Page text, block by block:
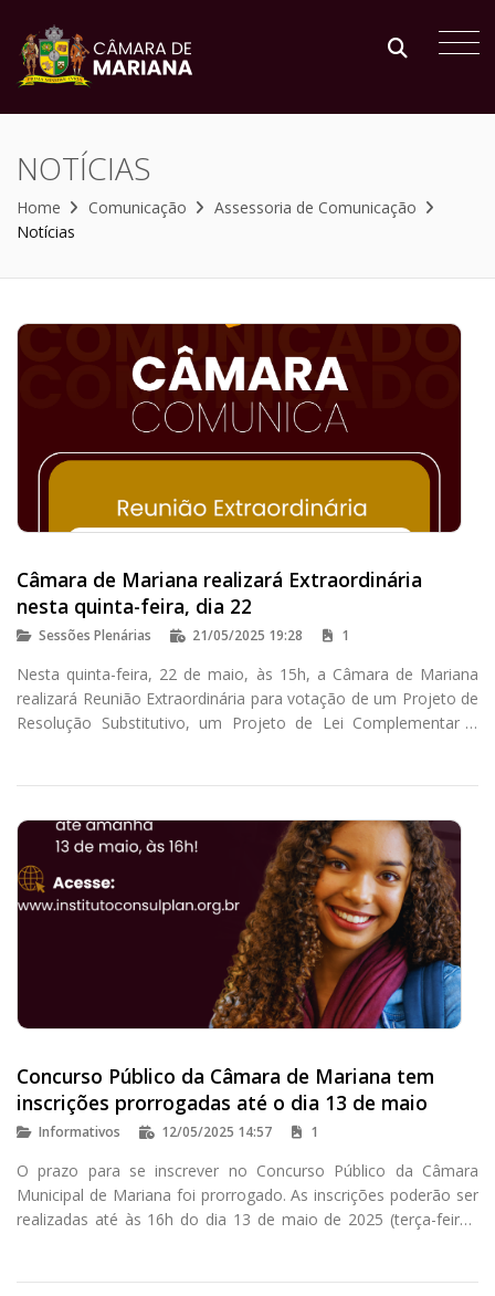
NOTÍCIAS
Home Comunicação
Assessoria de Comunicação
Notícias
Câmara de Mariana realizará Extraordinária
nesta quinta-feira, dia 22
Sessões Plenárias 21/05/2025 19:28 1
Nesta quinta-feira, 22 de maio, às 15h, a Câmara de Mariana
realizará Reunião Extraordinária para votação de um Projeto de
Resolução Substitutivo, um Projeto de Lei Complementar e
Concurso Público da Câmara de Mariana tem
inscrições prorrogadas até o dia 13 de maio
Informativos 12/05/2025 14:57 1
O prazo para se inscrever no Concurso Público da Câmara
Municipal de Mariana foi prorrogado. As inscrições poderão ser
realizadas até às 16h do dia 13 de maio de 2025 (terça-feira),